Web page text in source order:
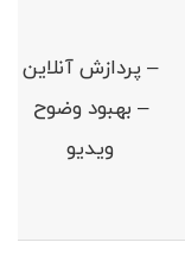
– پردازش آنلاین
– بهبود وضوح
ویدیو